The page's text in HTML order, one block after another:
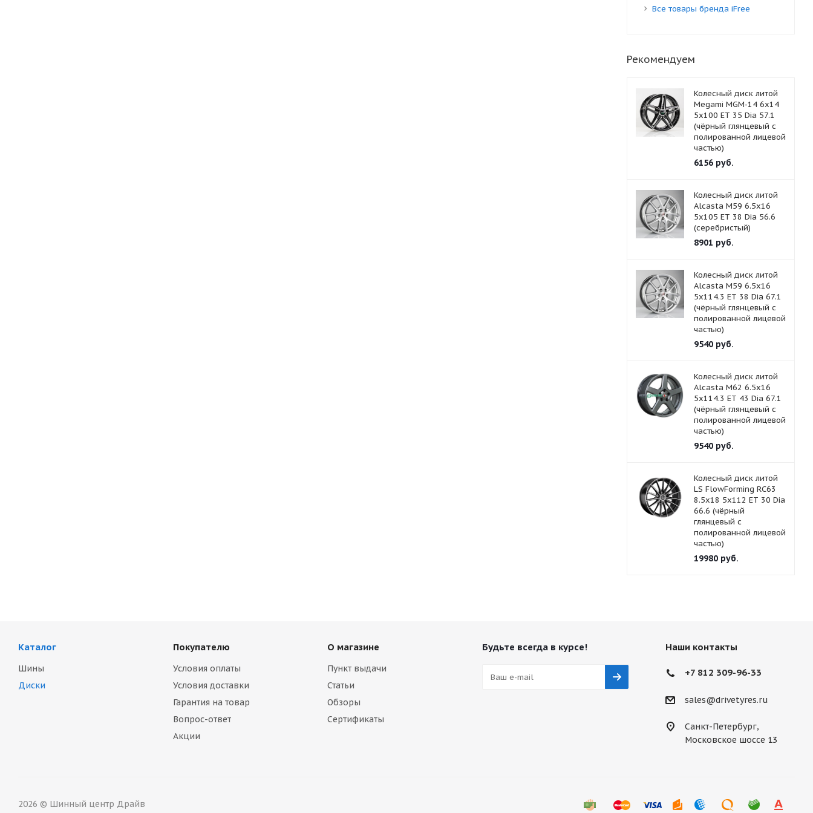
Все товары бренда iFree
Рекомендуем
Колесный диск литой
Megami MGM-14 6x14
5x100 ET 35 Dia 57.1
(чёрный глянцевый с
полированной лицевой
частью)
6156руб.
Колесный диск литой
Alcasta M59 6.5x16
5x105 ET 38 Dia 56.6
(серебристый)
8901 руб.
Колесный диск литой
Alcasta M59 6.5x16
5x114.3 ET 38 Dia 67.1
(чёрный глянцевый с
полированной лицевой
частью)
9540руб.
Колесный диск литой
Alcasta M62 6.5x16
5x114.3 ET 43 Dia 67.1
(чёрный глянцевый с
полированной лицевой
частью)
9540руб.
Колесный диск литой
LS FlowForming RC63
8.5x18 5x112 ET 30 Dia
66.6 (чёрный
глянцевый с
полированной лицевой
частью)
19980руб.
Каталог
Шины
Диски
Покупателю
Условия оплаты
Условия доставки
Гарантия на товар
Вопрос-ответ
Акции
О магазине
Пункт выдачи
Статьи
Обзоры
Сертификаты
Будьте всегда в курсе! Наши контакты
+7 812 309-96-33
sales@drivetyres.ru
Санкт-Петербург,
Московское шоссе 13
2026 © Шинный центр Драйв